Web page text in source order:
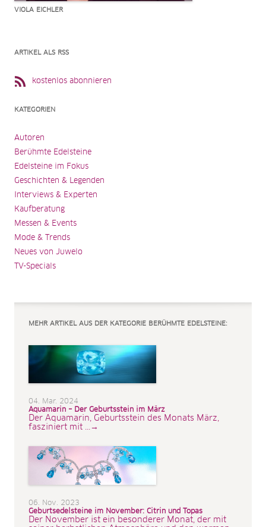
VIOLA EICHLER
ARTIKEL ALS RSS
kostenlos abonnieren
KATEGORIEN
Autoren
Berühmte Edelsteine
Edelsteine im Fokus
Geschichten & Legenden
Interviews & Experten
Kaufberatung
Messen & Events
Mode & Trends
Neues von Juwelo
TV-Specials
MEHR ARTIKEL AUS DER KATEGORIE BERÜHMTE EDELSTEINE:
04. Mar. 2024
Aquamarin – Der Geburtsstein im März
Der Aquamarin, Geburtsstein des Monats März,
fasziniert mit ...→
06. Nov. 2023
Geburtsedelsteine im November: Citrin und Topas
Der November ist ein besonderer Monat, der mit